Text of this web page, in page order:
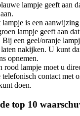
lampje geeft aan
is een
lampje geeft aan
Bij een geel/oranje
nakijken. U kunt
opnemen.
rood lampje moet u
telefonisch contact met
doen.
top 10